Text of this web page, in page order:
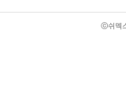
ⓒ쉬멕